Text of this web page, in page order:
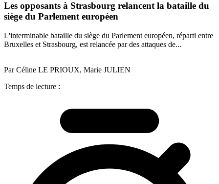
Les opposants à Strasbourg relancent la bataille du
siège du Parlement européen
L'interminable bataille du siège du Parlement européen, réparti entre
Bruxelles et Strasbourg, est relancée par des attaques de...
Par Céline LE PRIOUX, Marie JULIEN
Temps de lecture :